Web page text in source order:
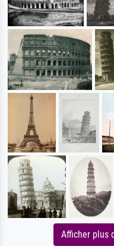
Afficher plus